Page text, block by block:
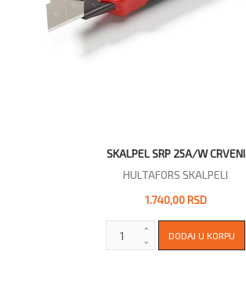
SKALPEL SRP 25A/W CRVENI
HULTAFORS SKALPELI
1.740,00 RSD